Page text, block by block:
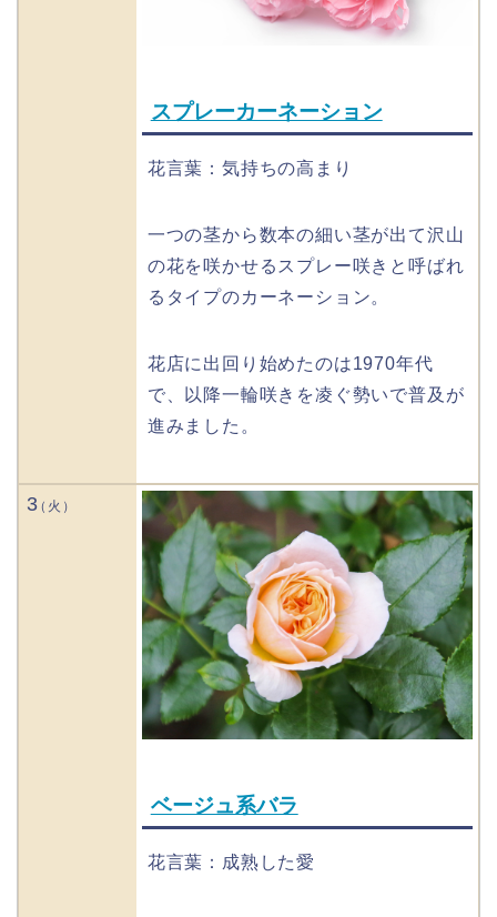
スプレーカーネーション
花言葉：気持ちの高まり
一つの茎から数本の細い茎が出て沢山
の花を咲かせるスプレー咲きと呼ばれ
るタイプのカーネーション。
花店に出回り始めたのは1970年代
で、以降一輪咲きを凌ぐ勢いで普及が
進みました。
3
ベージュ系バラ
花言葉：成熟した愛